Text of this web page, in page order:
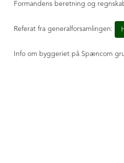
Formandens beretning og
Referat fra generalforsamlingen:
Info om byggeriet på Spæncom